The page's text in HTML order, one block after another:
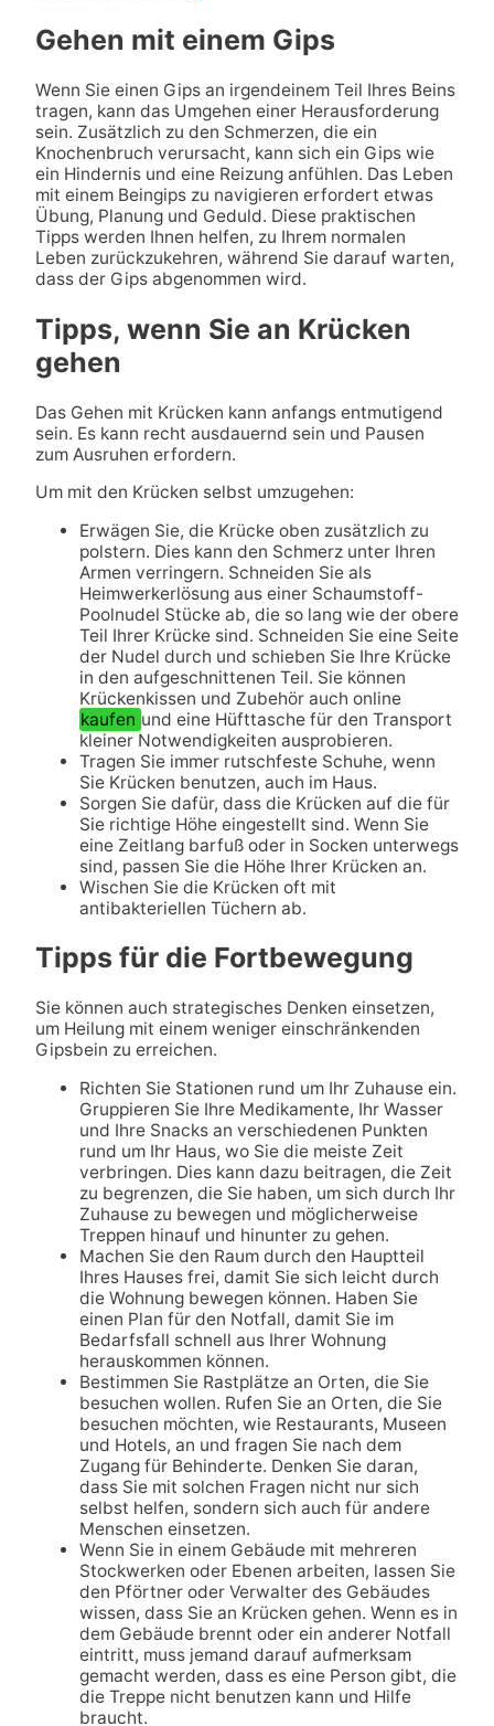
Gehen mit einem Gips
Wenn Sie einen Gips an irgendeinem Teil Ihres Beins
tragen, kann das Umgehen einer Herausforderung
sein. Zusätzlich zu den Schmerzen, die ein
Knochenbruch verursacht, kann sich ein Gips wie
ein Hindernis und eine Reizung anfühlen. Das Leben
mit einem Beingips zu navigieren erfordert etwas
Übung, Planung und Geduld. Diese praktischen
Tipps werden Ihnen helfen, zu Ihrem normalen
Leben zurückzukehren, während Sie darauf warten,
dass der Gips abgenommen wird.
Tipps, wenn Sie an Krücken
gehen
Das Gehen mit Krücken kann anfangs entmutigend
sein. Es kann recht ausdauernd sein und Pausen
zum Ausruhen erfordern.
Um mit den Krücken selbst umzugehen:
Erwägen Sie, die Krücke oben zusätzlich zu
polstern. Dies kann den Schmerz unter Ihren
Armen verringern. Schneiden Sie als
Heimwerkerlösung aus einer Schaumstoff-
Poolnudel Stücke ab, die so lang wie der obere
Teil Ihrer Krücke sind. Schneiden Sie eine Seite
der Nudel durch und schieben Sie Ihre Krücke
in den aufgeschnittenen Teil. Sie können
Krückenkissen und Zubehör auch online
kaufen und eine Hüfttasche für den Transport
kleiner Notwendigkeiten ausprobieren.
Tragen Sie immer rutschfeste Schuhe, wenn
Sie Krücken benutzen, auch im Haus.
Sorgen Sie dafür, dass die Krücken auf die für
Sie richtige Höhe eingestellt sind. Wenn Sie
eine Zeitlang barfuß oder in Socken unterwegs
sind, passen Sie die Höhe Ihrer Krücken an.
Wischen Sie die Krücken oft mit
antibakteriellen Tüchern ab.
Tipps für die Fortbewegung
Sie können auch strategisches Denken einsetzen,
um Heilung mit einem weniger einschränkenden
Gipsbein zu erreichen.
Richten Sie Stationen rund um Ihr Zuhause ein.
Gruppieren Sie Ihre Medikamente, Ihr Wasser
und Ihre Snacks an verschiedenen Punkten
rund um Ihr Haus, wo Sie die meiste Zeit
verbringen. Dies kann dazu beitragen, die Zeit
zu begrenzen, die Sie haben, um sich durch Ihr
Zuhause zu bewegen und möglicherweise
Treppen hinauf und hinunter zu gehen.
Machen Sie den Raum durch den Hauptteil
Ihres Hauses frei, damit Sie sich leicht durch
die Wohnung bewegen können. Haben Sie
einen Plan für den Notfall, damit Sie im
Bedarfsfall schnell aus Ihrer Wohnung
herauskommen können.
Bestimmen Sie Rastplätze an Orten, die Sie
besuchen wollen. Rufen Sie an Orten, die Sie
besuchen möchten, wie Restaurants, Museen
und Hotels, an und fragen Sie nach dem
Zugang für Behinderte. Denken Sie daran,
dass Sie mit solchen Fragen nicht nur sich
selbst helfen, sondern sich auch für andere
Menschen einsetzen.
Wenn Sie in einem Gebäude mit mehreren
Stockwerken oder Ebenen arbeiten, lassen Sie
den Pförtner oder Verwalter des Gebäudes
wissen, dass Sie an Krücken gehen. Wenn es in
dem Gebäude brennt oder ein anderer Notfall
eintritt, muss jemand darauf aufmerksam
gemacht werden, dass es eine Person gibt, die
die Treppe nicht benutzen kann und Hilfe
braucht.